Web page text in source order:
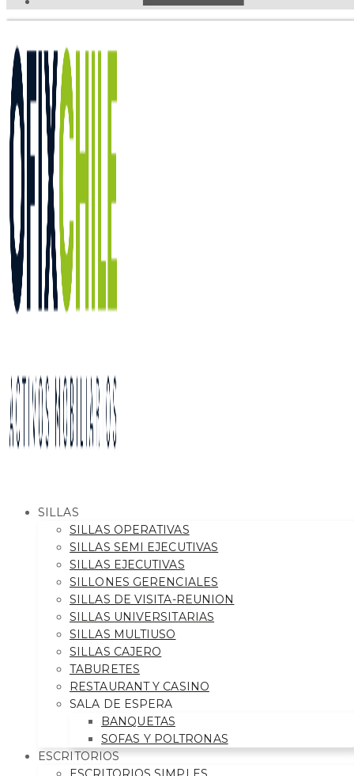
SILLAS
SILLAS OPERATIVAS
SILLAS SEMI EJECUTIVAS
SILLAS EJECUTIVAS
SILLONES GERENCIALES
SILLAS DE VISITA-REUNION
SILLAS UNIVERSITARIAS
SILLAS MULTIUSO
SILLAS CAJERO
TABURETES
RESTAURANT Y CASINO
SALA DE ESPERA
BANQUETAS
SOFAS Y POLTRONAS
ESCRITORIOS